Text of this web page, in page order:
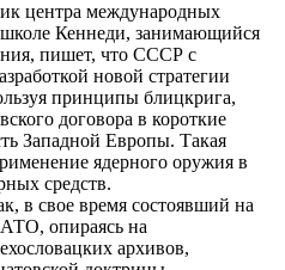
центра международных
Кеннеди, занимающийся
пишет, что СССР с
новой стратегии
принципы блицкрига,
договора в короткие
Западной Европы. Такая
ядерного оружия в
средств.
в свое время состоявший на
опираясь на
архивов,